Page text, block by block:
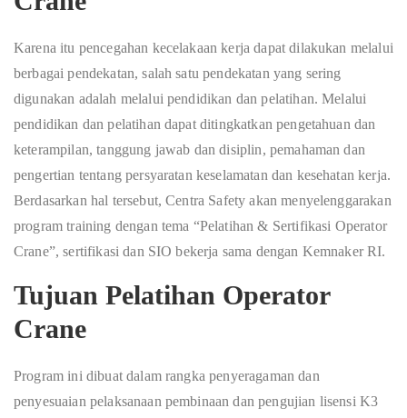
Karena itu pencegahan kecelakaan kerja dapat dilakukan melalui
berbagai pendekatan, salah satu pendekatan yang sering
digunakan adalah melalui pendidikan dan pelatihan. Melalui
pendidikan dan pelatihan dapat ditingkatkan pengetahuan dan
keterampilan, tanggung jawab dan disiplin, pemahaman dan
pengertian tentang persyaratan keselamatan dan kesehatan kerja.
Berdasarkan hal tersebut, Centra Safety akan menyelenggarakan
program training dengan tema “Pelatihan & Sertifikasi Operator
Crane”, sertifikasi dan SIO bekerja sama dengan Kemnaker RI.
Tujuan Pelatihan Operator
Crane
Program ini dibuat dalam rangka penyeragaman dan
penyesuaian pelaksanaan pembinaan dan pengujian lisensi K3